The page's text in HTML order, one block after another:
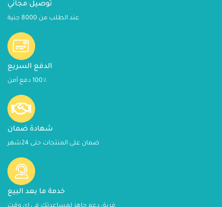
توصيل مجاني
عند الطلب من 8000 جنية
الدفع السريع
100٪ دفع آمن
شهادة ضمان
ضمان على المنتجات حتى 24شهر
خدمة ما بعد البيع